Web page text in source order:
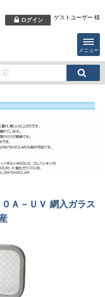
ログイン ゲストユーザー 様
メニュー
Ａ－ＵＶ 網入ガラス